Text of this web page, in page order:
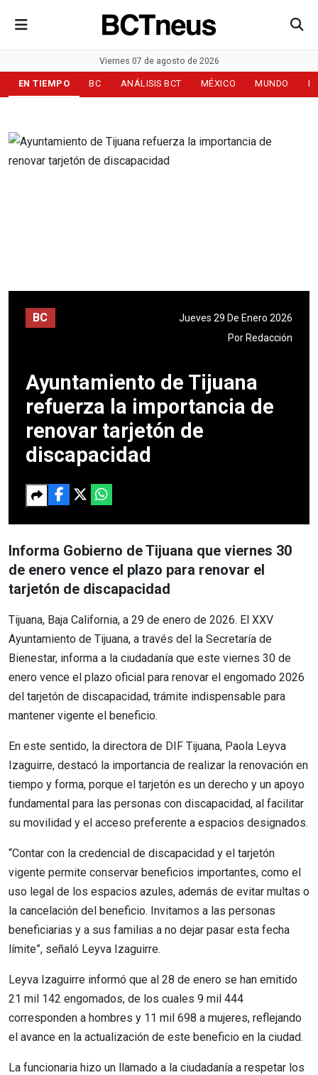
Viernes 07 de agosto de 2026
EN TIEMPO BC ANÁLISIS BCT MÉXICO MUNDO
BC
Jueves 29 De Enero 2026
Por Redacción
Ayuntamiento de Tijuana
refuerza la importancia de
renovar tarjetón de
discapacidad
Informa Gobierno de Tijuana que viernes 30
de enero vence el plazo para renovar el
tarjetón de discapacidad
Tijuana, Baja California, a 29 de enero de 2026. El XXV
Ayuntamiento de Tijuana, a través del la Secretaría de
Bienestar, informa a la ciudadanía que este viernes 30 de
enero vence el plazo oficial para renovar el engomado 2026
del tarjetón de discapacidad, trámite indispensable para
mantener vigente el beneficio.
En este sentido, la directora de DIF Tijuana, Paola Leyva
Izaguirre, destacó la importancia de realizar la renovación en
tiempo y forma, porque el tarjetón es un derecho y un apoyo
fundamental para las personas con discapacidad, al facilitar
su movilidad y el acceso preferente a espacios designados.
“Contar con la credencial de discapacidad y el tarjetón
vigente permite conservar beneficios importantes, como el
uso legal de los espacios azules, además de evitar multas o
la cancelación del beneficio. Invitamos a las personas
beneficiarias y a sus familias a no dejar pasar esta fecha
límite”, señaló Leyva Izaguirre.
Leyva Izaguirre informó que al 28 de enero se han emitido
21 mil 142 engomados, de los cuales 9 mil 444
corresponden a hombres y 11 mil 698 a mujeres, reflejando
el avance en la actualización de este beneficio en la ciudad.
La funcionaria hizo un llamado a la ciudadanía a respetar los